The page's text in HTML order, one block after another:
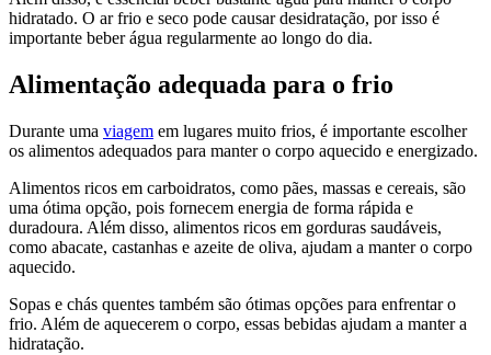
hidratado. O ar frio e seco pode causar desidratação, por isso é
importante beber água regularmente ao longo do dia.
Alimentação adequada para o frio
Durante uma viagem em lugares muito frios, é importante escolher
os alimentos adequados para manter o corpo aquecido e energizado.
Alimentos ricos em carboidratos, como pães, massas e cereais, são
uma ótima opção, pois fornecem energia de forma rápida e
duradoura. Além disso, alimentos ricos em gorduras saudáveis,
como abacate, castanhas e azeite de oliva, ajudam a manter o corpo
aquecido.
Sopas e chás quentes também são ótimas opções para enfrentar o
frio. Além de aquecerem o corpo, essas bebidas ajudam a manter a
hidratação.